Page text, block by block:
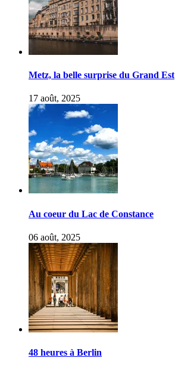
Metz, la belle surprise du Grand Est
17 août, 2025
Au coeur du Lac de Constance
06 août, 2025
48 heures à Berlin